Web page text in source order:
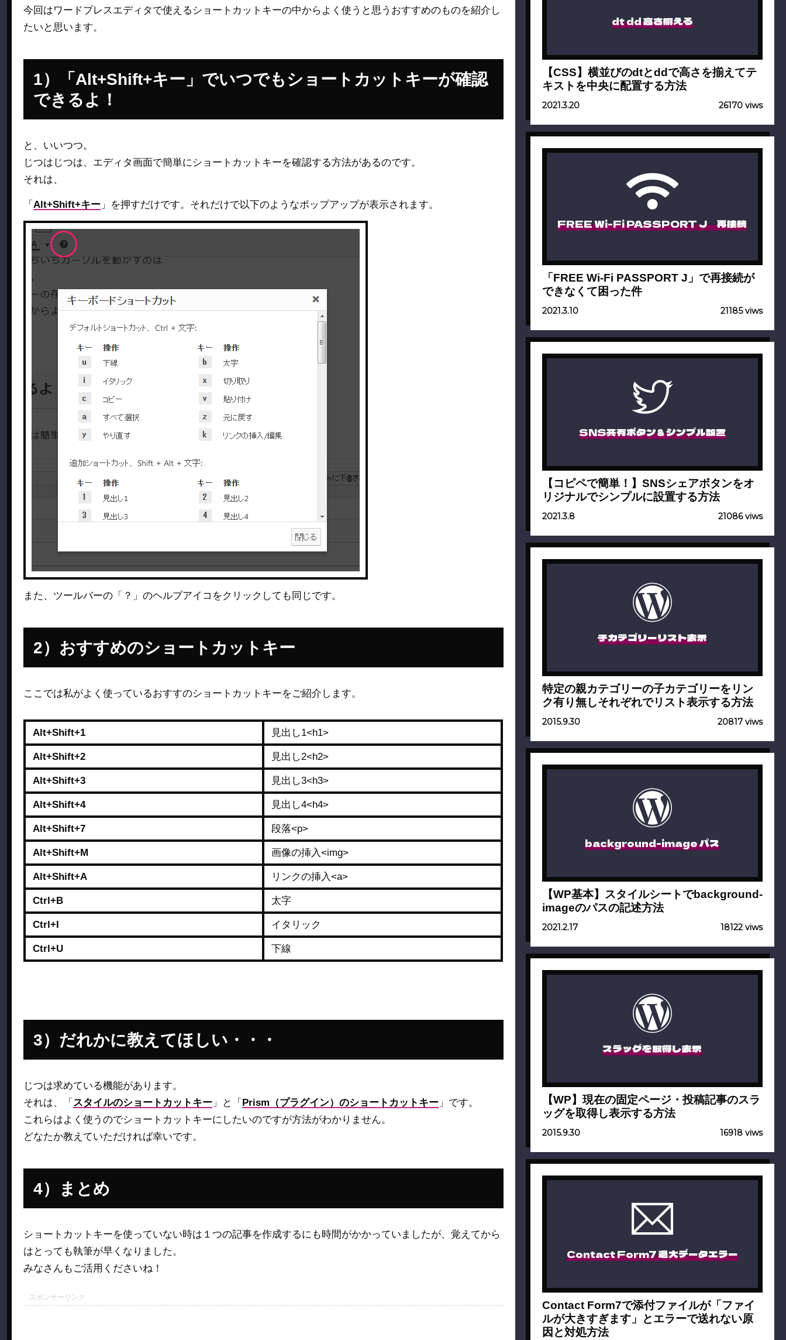
今回はワードプレスエディタで使えるショートカットキーの中からよく使うと思うおすすめのものを紹介し
たいと思います。
「Alt+Shift+キー」でいつでもショートカットキーが確認
できるよ！
と、いいつつ。
じつはじつは、エディタ画面で簡単にショートカットキーを確認する方法があるのです。
それは、
「 Alt+Shift+キー 」を押すだけです。それだけで以下のようなポップアップが表示されます。
また、ツールバーの「？」のヘルプアイコをクリックしても同じです。
おすすめのショートカットキー
ここでは私がよく使っているおすすのショートカットキーをご紹介します。
Alt+Shift+1 見出し1<h1>
Alt+Shift+2 見出し2<h2>
Alt+Shift+3 見出し3<h3>
Alt+Shift+4 見出し4<h4>
Alt+Shift+7 段落<p>
Alt+Shift+M 画像の挿入<img>
Alt+Shift+A リンクの挿入<a>
Ctrl+B 太字
Ctrl+I イタリック
Ctrl+U 下線
だれかに教えてほしい・・・
じつは求めている機能があります。
それは、「 スタイルのショートカットキー 」と「 Prism（プラグイン）のショートカットキー 」です。
これらはよく使うのでショートカットキーにしたいのですが方法がわかりません。
どなたか教えていただければ幸いです。
まとめ
ショートカットキーを使っていない時は１つの記事を作成するにも時間がかかっていましたが、覚えてから
はとっても執筆が早くなりました。
みなさんもご活用くださいね！
dt dd 高さ揃える
【CSS】横並びのdtとddで高さを揃えてテ
キストを中央に配置する方法
2021.3.20 26170 viws
FREE Wi-Fi PASSPORT J 再接続
「FREE Wi-Fi PASSPORT J」で再接続が
できなくて困った件
2021.3.10 21185 viws
SNS共有ボタン＆シンプル設置
【コピペで簡単！】SNSシェアボタンをオ
リジナルでシンプルに設置する方法
2021.3.8 21086 viws
子カテゴリーリスト表示
特定の親カテゴリーの子カテゴリーをリン
ク有り無しそれぞれでリスト表示する方法
2015.9.30 20817 viws
background-image パス
【WP基本】スタイルシートでbackground-
imageのパスの記述方法
2021.2.17 18122 viws
スラッグを取得し表示
【WP】現在の固定ページ・投稿記事のスラ
ッグを取得し表示する方法
2015.9.30 16918 viws
Contact Form7 過大データエラー
Contact Form7で添付ファイルが「ファイ
ルが大きすぎます」とエラーで送れない原
因と対処方法